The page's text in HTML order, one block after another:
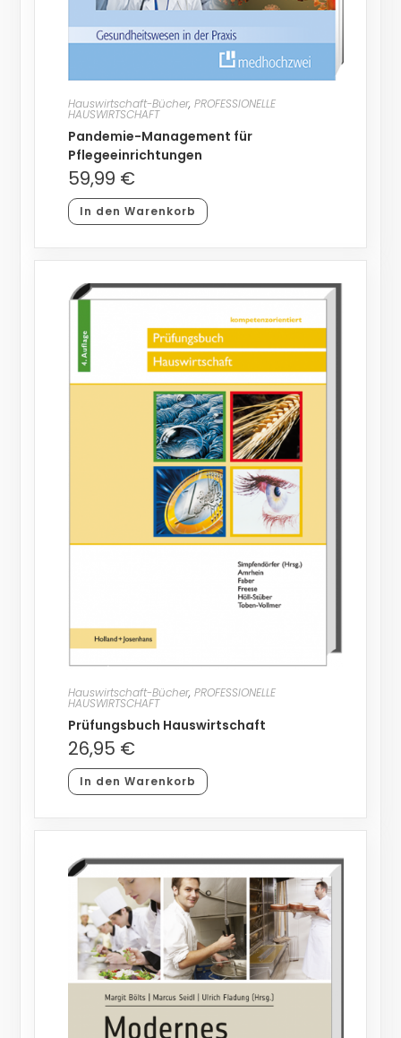
Hauswirtschaft-Bücher, PROFESSIONELLE
HAUSWIRTSCHAFT
Pandemie-Management für
Pflegeeinrichtungen
59,99 €
In den Warenkorb
Hauswirtschaft-Bücher, PROFESSIONELLE
HAUSWIRTSCHAFT
Prüfungsbuch Hauswirtschaft
26,95 €
In den Warenkorb